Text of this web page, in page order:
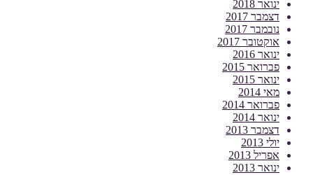
ינואר 2018
דצמבר 2017
נובמבר 2017
אוקטובר 2017
ינואר 2016
פברואר 2015
ינואר 2015
מאי 2014
פברואר 2014
ינואר 2014
דצמבר 2013
יולי 2013
אפריל 2013
ינואר 2013